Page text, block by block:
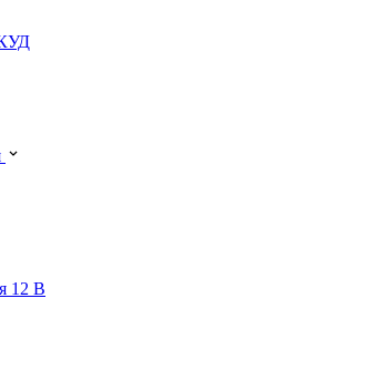
12 В